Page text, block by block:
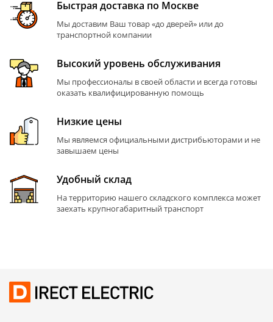
Быстрая доставка по Москве
Мы доставим Ваш товар «до дверей» или до
транспортной компании
Высокий уровень обслуживания
Мы профессионалы в своей области и всегда готовы
оказать квалифицированную помощь
Низкие цены
Мы являемся официальными дистрибьюторами и не
завышаем цены
Удобный склад
На территорию нашего складского комплекса может
заехать крупногабаритный транспорт